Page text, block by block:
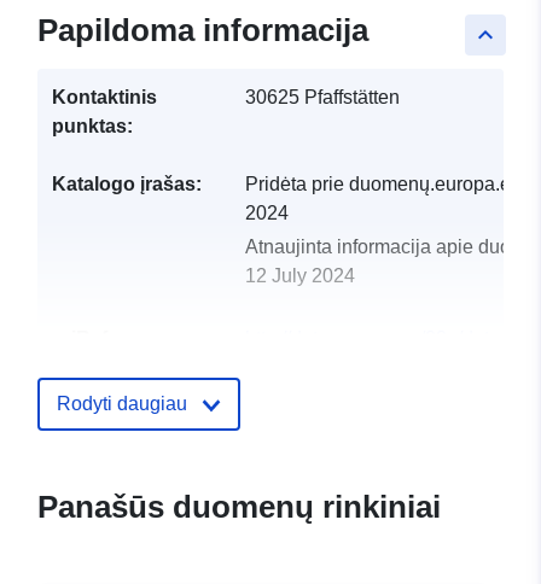
keyboard_arrow_up
Papildoma informacija
Kontaktinis
punktas:
30625 Pfaffstätten
Katalogo įrašas: Pridėta prie duomenų.europa.eu:
2024
Atnaujinta informacija apie
12 July 2024
Rodyti daugiau
Panašūs duomenų rinkiniai